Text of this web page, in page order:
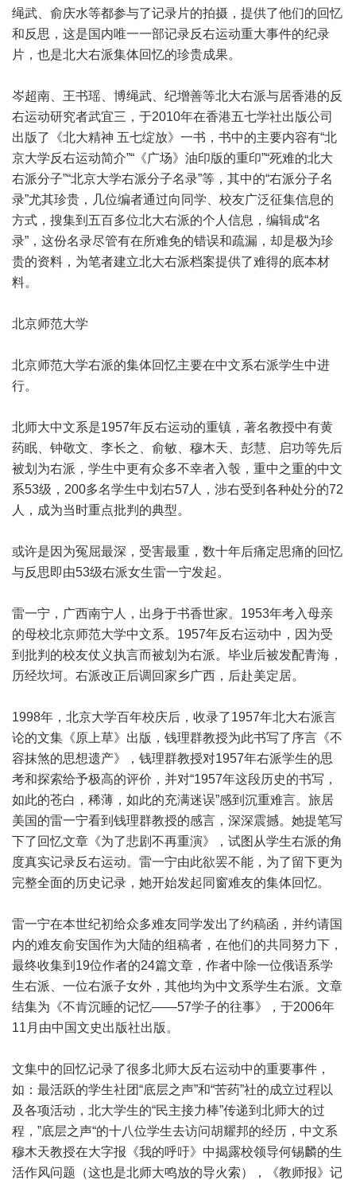
绳武、俞庆水等都参与了记录片的拍摄，提供了他们的回忆
和反思，这是国内唯一一部记录反右运动重大事件的纪录
片，也是北大右派集体回忆的珍贵成果。
岑超南、王书瑶、博绳武、纪增善等北大右派与居香港的反
右运动研究者武宜三，于2010年在香港五七学社出版公司
出版了《北大精神 五七绽放》一书，书中的主要内容有“北
京大学反右运动简介”“《广场》油印版的重印”“死难的北大
右派分子”“北京大学右派分子名录”等，其中的“右派分子名
录”尤其珍贵，几位编者通过向同学、校友广泛征集信息的
方式，搜集到五百多位北大右派的个人信息，编辑成“名
录”，这份名录尽管有在所难免的错误和疏漏，却是极为珍
贵的资料，为笔者建立北大右派档案提供了难得的底本材
料。
北京师范大学
北京师范大学右派的集体回忆主要在中文系右派学生中进
行。
北师大中文系是1957年反右运动的重镇，著名教授中有黄
药眠、钟敬文、李长之、俞敏、穆木天、彭慧、启功等先后
被划为右派，学生中更有众多不幸者入彀，重中之重的中文
系53级，200多名学生中划右57人，涉右受到各种处分的72
人，成为当时重点批判的典型。
或许是因为冤屈最深，受害最重，数十年后痛定思痛的回忆
与反思即由53级右派女生雷一宁发起。
雷一宁，广西南宁人，出身于书香世家。1953年考入母亲
的母校北京师范大学中文系。1957年反右运动中，因为受
到批判的校友仗义执言而被划为右派。毕业后被发配青海，
历经坎坷。右派改正后调回家乡广西，后赴美定居。
1998年，北京大学百年校庆后，收录了1957年北大右派言
论的文集《原上草》出版，钱理群教授为此书写了序言《不
容抹煞的思想遗产》，钱理群教授对1957年右派学生的思
考和探索给予极高的评价，并对“1957年这段历史的书写，
如此的苍白，稀薄，如此的充满迷误”感到沉重难言。旅居
美国的雷一宁看到钱理群教授的感言，深深震撼。她提笔写
下了回忆文章《为了悲剧不再重演》，试图从学生右派的角
度真实记录反右运动。雷一宁由此欲罢不能，为了留下更为
完整全面的历史记录，她开始发起同窗难友的集体回忆。
雷一宁在本世纪初给众多难友同学发出了约稿函，并约请国
内的难友俞安国作为大陆的组稿者，在他们的共同努力下，
最终收集到19位作者的24篇文章，作者中除一位俄语系学
生右派、一位右派子女外，其他均为中文系学生右派。文章
结集为《不肯沉睡的记忆——57学子的往事》，于2006年
11月由中国文史出版社出版。
文集中的回忆记录了很多北师大反右运动中的重要事件，
如：最活跃的学生社团“底层之声”和“苦药”社的成立过程以
及各项活动，北大学生的“民主接力棒”传递到北师大的过
程，”底层之声“的十八位学生去访问胡耀邦的经历，中文系
穆木天教授在大字报《我的呼吁》中揭露校领导何锡麟的生
活作风问题（这也是北师大鸣放的导火索），《教师报》记